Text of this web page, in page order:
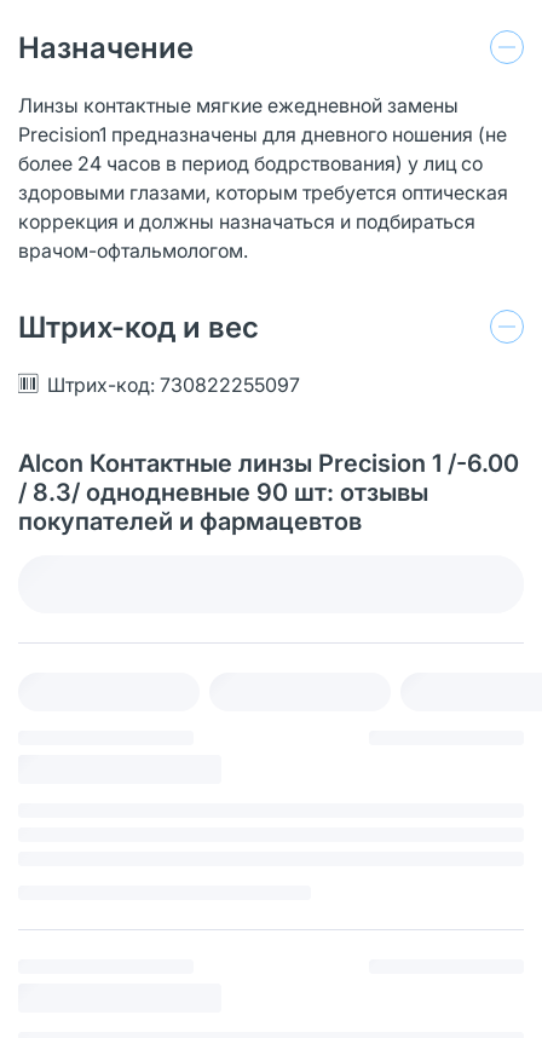
Назначение
Линзы контактные мягкие ежедневной замены
Precision1 предназначены для дневного ношения (не
более 24 часов в период бодрствования) у лиц со
здоровыми глазами, которым требуется оптическая
коррекция и должны назначаться и подбираться
врачом-офтальмологом.
Штрих-код и вес
Штрих-код: 730822255097
Alcon Контактные линзы Precision 1 /-6.00
/ 8.3/ однодневные 90 шт: отзывы
покупателей и фармацевтов